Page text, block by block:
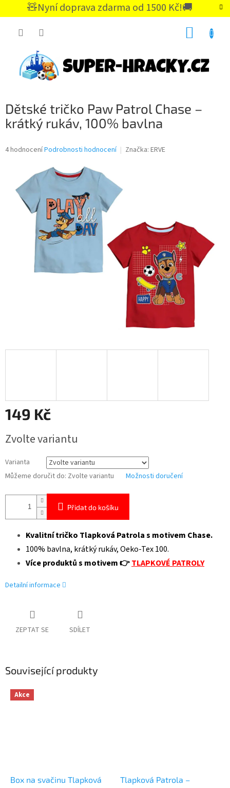
🧸Nyní doprava zdarma od 1500 Kč!🚚
CZK
Dětské tričko Paw Patrol Chase –
krátký rukáv, 100% bavlna
Průměrné
hvězdiček.
4 hodnoceníPodrobnosti hodnocení Značka: ERVE
149 Kč
cena:
Zvolte variantu
Varianta
Můžeme doručit do: Zvolte variantu Možnosti doručení
Přidat do košíku
Kvalitní tričko Tlapková Patrola s motivem Chase.
100% bavlna, krátký rukáv, Oeko-Tex 100.
Více produktů s motivem 👉TLAPKOVÉ PATROLY
Detailní informace
ZEPTAT SE SDÍLET
Související produkty
Akce
Box na svačinu Tlapková
Tlapková Patrola –